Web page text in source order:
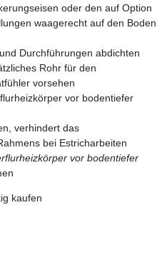
oder den auf Option
waagerecht auf den Boden
Durchführungen abdichten
Rohr für den
vorsehen
vor bodentiefer
verhindert das
bei Estricharbeiten
vor bodentiefer
kaufen